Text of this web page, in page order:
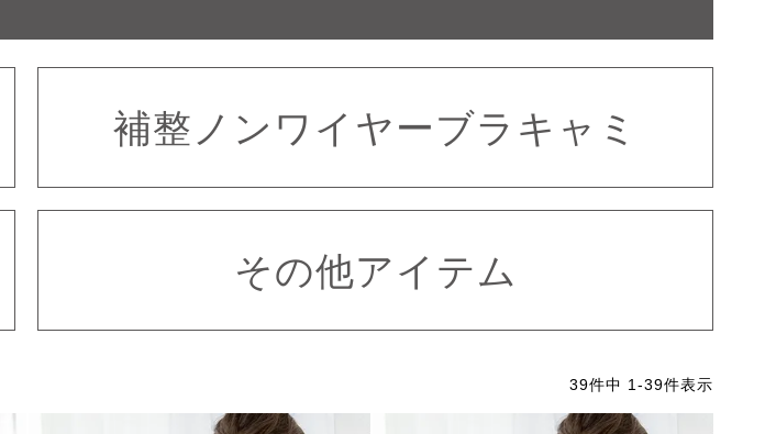
補整ノンワイヤーブラキャミ
その他アイテム
39件中 1 -39件表示